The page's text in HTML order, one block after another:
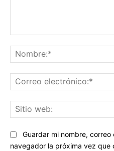
Guardar mi nombre,
navegador la próxima vez que